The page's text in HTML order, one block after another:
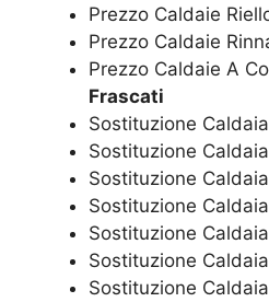
Prezzo Caldaie
Prezzo Caldaie
Prezzo Caldaie A
Frascati
Sostituzione Caldaia
Sostituzione
Sostituzione
Sostituzione
Sostituzione
Sostituzione
Sostituzione